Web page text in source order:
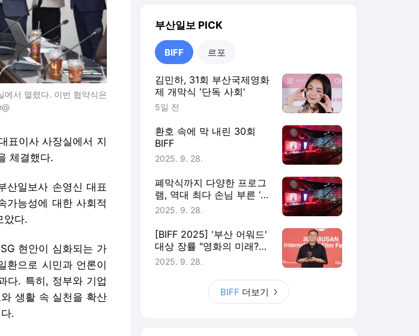
에서 열렸다. 이번 협약식은
표이사 사장실에서 지
체결했다.
산일보사 손영신 대표
가능성에 대한 사회적
았다.
현안이 심화되는 가
환으로 시민과 언론이
다. 특히, 정부와 기업
생활 속 실천을 확산
.
부산일보 PICK
BIFF 르포
김민하, 31회 부산국제영화
제 개막식 '단독 사회'
5일 전
환호 속에 막 내린 30회
BIFF
2025. 9. 28.
폐막식까지 다양한 프로그
램, 역대 최다 손님 부른 ‘서
른 잔치’ [BIFF 2025]
2025. 9. 28.
[BIFF 2025] '부산 어워드'
대상 장률 "영화의 미래?
인생과 같다"
2025. 9. 28.
BIFF 더보기